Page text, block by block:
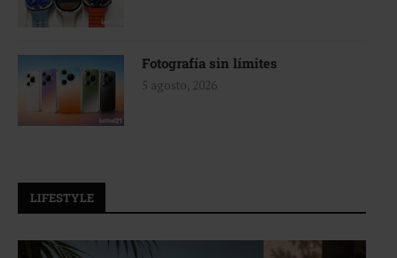
Fotografía sin límites
5 agosto, 2026
LIFESTYLE